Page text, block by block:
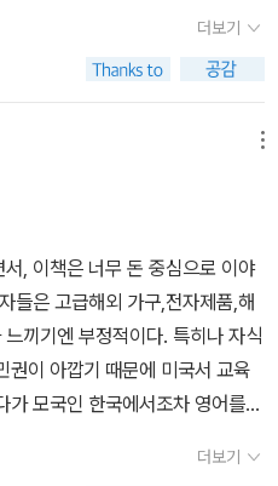
다. 그래서 실천의 방법을 고민하
읽을것을 권했고, 내일 우리의 꿈
며 죽고 싶다. 내 아이들과 내 주위
는 후일담이 들리게 살고 싶다.
자들이 이 책을 읽을지는 모르
나를 보낸다. 내가 원하는 부자
이, 나는 부자를 꿈꾼다. 부자가
다. 그리고 책에서 소개되었듯이
을 할 것이다. 그리고, 제일 중요
로 죽을 것이다. 웃고 죽고 싶다
죽는다는 말의 의미는 바로 그것
것이 나의 마지막을 지켜봐줄것
'중국의 인구가 얼마인데 팬티
다. 또한 부자들은 전부 가정에
말썽만 피우는 패륜아들이라고 생
낀 점은, 결국 이러한 막연하고 가
로 작용한다는 것이다. 비록 이
용이 부족하지만 부자들의 삶
으로도 말하고자 하는 바를 충분
용이 깊이있지 못하고 여러 면에
준이기도 하고, 본문에 삽입되어
구색맞추기에 지나지 않는 것
황에서 나름대로 노력을 기울여
이 지나치게 과장되어있기는 하
더보기
, 이책은 너무 돈 중심으로 이야
들은 고급해외 가구,전자제품,해
끼기엔 부정적이다. 특히나 자식
권이 아깝기 때문에 미국서 교육
가 모국인 한국에서조차 영어를
역시 부자들은 그렇구나, 하고
더보기